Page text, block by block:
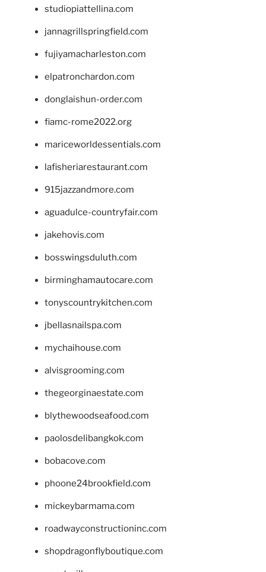
studiopiattellina.com
jannagrillspringfield.com
fujiyamacharleston.com
elpatronchardon.com
donglaishun-order.com
fiamc-rome2022.org
mariceworldessentials.com
lafisheriarestaurant.com
915jazzandmore.com
aguadulce-countryfair.com
jakehovis.com
bosswingsduluth.com
birminghamautocare.com
tonyscountrykitchen.com
jbellasnailspa.com
mychaihouse.com
alvisgrooming.com
thegeorginaestate.com
blythewoodseafood.com
paolosdelibangkok.com
bobacove.com
phoone24brookfield.com
mickeybarmama.com
roadwayconstructioninc.com
shopdragonflyboutique.com